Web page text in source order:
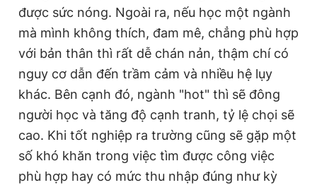
được sức nóng. Ngoài ra, nếu học một ngành
mà mình không thích, đam mê, chẳng phù hợp
với bản thân thì rất dễ chán nản, thậm chí có
nguy cơ dẫn đến trầm cảm và nhiều hệ lụy
khác. Bên cạnh đó, ngành "hot" thì sẽ đông
người học và tăng độ cạnh tranh, tỷ lệ chọi sẽ
cao. Khi tốt nghiệp ra trường cũng sẽ gặp một
số khó khăn trong việc tìm được công việc
phù hợp hay có mức thu nhập đúng như kỳ